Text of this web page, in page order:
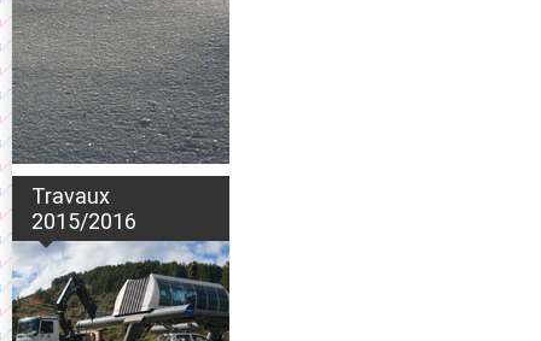
Travaux
2015/2016